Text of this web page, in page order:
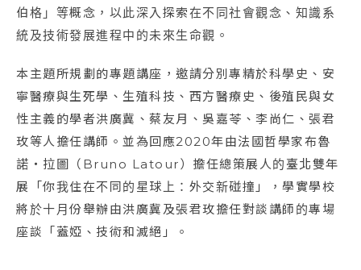
伯格」等概念，以此深入探索在不同社會觀念、知識系
統及技術發展進程中的未來生命觀。
本主題所規劃的專題講座，邀請分別專精於科學史、安
寧醫療與生死學、生殖科技、西方醫療史、後殖民與女
性主義的學者洪廣冀、蔡友月、吳嘉苓、李尚仁、張君
玫等人擔任講師。並為回應2020年由法國哲學家布魯
諾・拉圖（Bruno Latour）擔任總策展人的臺北雙年
展「你我住在不同的星球上：外交新碰撞」，學實學校
將於十月份舉辦由洪廣冀及張君玫擔任對談講師的專場
座談「蓋婭、技術和滅絕」。